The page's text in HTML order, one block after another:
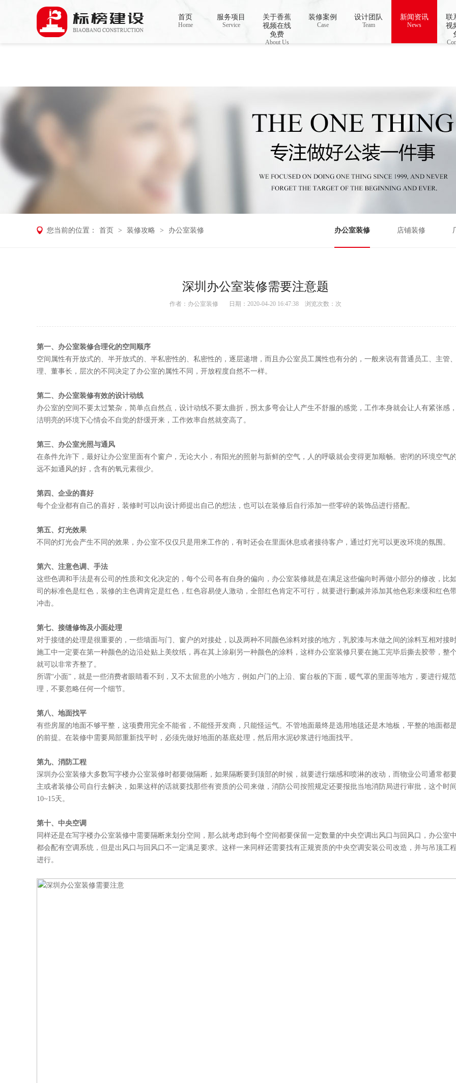
: mkdir(): No space left on device in
: file_put_contents(./cachefile_yuan/bjbkws.com/cache/54/b5934/a7752.html): failed to open stream: No such file or directory in /www/wwwroot/Z4.com/func.phpon line 115
香蕉视频在线免费,香蕉视频导航,黄色香蕉视频下载,91香蕉APP成人污在线观看
首页
Home
服务项目
Service
关于香蕉
视频在线
免费
About Us
装修案例
Case
设计团队
Team
新闻资讯
News
联
视
您当前的位置： 首页 > 装修攻略 > 办公室装修 办公室装修 店铺装修
深圳办公室装修需要注意题
作者： 办公室装修 日期：2020-04-20 16:47:38 浏览次数： 次
第一、办公室装修合理化的空间顺序
空间属性有开放式的、半开放式的、半私密性的、私密性的，逐层递增，而且办公室员工属性也有分的，一般来说有普通员工、主管
理、董事长，层次的不同决定了办公室的属性不同，开放程度自然不一样。
第二、办公室装修有效的设计动线
办公室的空间不要太过繁杂，简单点自然点，设计动线不要太曲折，拐太多弯会让人产生不舒服的感觉，工作本身就会让人有紧张感
洁明亮的环境下心情会不自觉的舒缓开来，工作效率自然就变高了。
第三、办公室光照与通风
在条件允许下，最好让办公室里面有个窗户，无论大小，有阳光的照射与新鲜的空气，人的呼吸就会变得更加顺畅。密闭的环境空气
远不如通风的好，含有的氧元素很少。
第四、企业的喜好
每个企业都有自己的喜好，装修时可以向设计师提出自己的想法，也可以在装修后自行添加一些零碎的装饰品进行搭配。
第五、灯光效果
不同的灯光会产生不同的效果，办公室不仅仅只是用来工作的，有时还会在里面休息或者接待客户，通过灯光可以更改环境的氛围。
第六、注意色调、手法
这些色调和手法是有公司的性质和文化决定的，每个公司各有自身的偏向，办公室装修就是在满足这些偏向时再做小部分的修改，比
司的标准色是红色，装修的主色调肯定是红色，红色容易使人激动，全部红色肯定不可行，就要进行删减并添加其他色彩来缓和红色
冲击。
第七、接缝修饰及小面处理
对于接缝的处理是很重要的，一些墙面与门、窗户的对接处，以及两种不同颜色涂料对接的地方，乳胶漆与木做之间的涂料互相对接
施工中一定要在第一种颜色的边沿处贴上美纹纸，再在其上涂刷另一种颜色的涂料，这样办公室装修只要在施工完毕后撕去胶带，整
就可以非常齐整了。
所谓“小面”，就是一些消费者眼睛看不到，又不太留意的小地方，例如户门的上沿、窗台板的下面，暖气罩的里面等地方，要进行规
理，不要忽略任何一个细节。
第八、地面找平
有些房屋的地面不够平整，这项费用完全不能省，不能怪开发商，只能怪运气。不管地面最终是选用地毯还是木地板，平整的地面都
的前提。在装修中需要局部重新找平时，必须先做好地面的基底处理，然后用水泥砂浆进行地面找平。
第九、消防工程
深圳办公室装修大多数写字楼办公室装修时都要做隔断，如果隔断要到顶部的时候，就要进行烟感和喷淋的改动，而物业公司通常都
主或者装修公司自行去解决，如果这样的话就要找那些有资质的公司来做，消防公司按照规定还要报批当地消防局进行审批，这个时
10~15天。
第十、中央空调
同样还是在写字楼办公室装修中需要隔断来划分空间，那么就考虑到每个空间都要保留一定数量的中央空调出风口与回风口，办公室
都会配有空调系统，但是出风口与回风口不一定满足要求。这样一来同样还需要找有正规资质的中央空调安装公司改造，并与吊顶工
进行。